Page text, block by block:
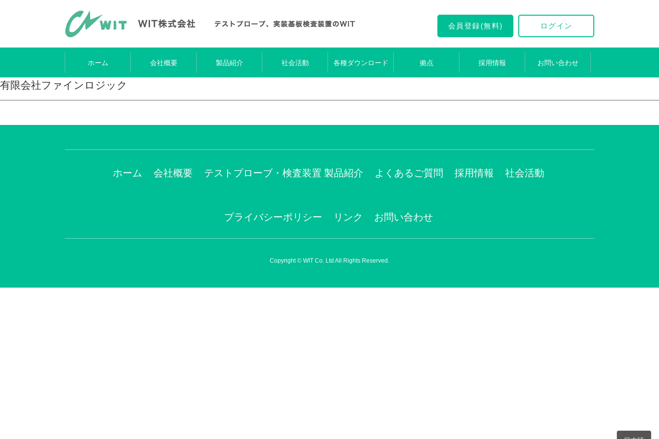
会員登録(無料) ログイン
ホーム 会社概要 製品紹介 社会活動 各種ダウンロード 拠点 採用情報 お問い合わせ
有限会社ファインロジック
ホーム 会社概要 テストプローブ・検査装置 製品紹介 よくあるご質問 採用情報 社会活動
プライバシーポリシー リンク お問い合わせ
Copyright © WIT Co. Ltd All Rights Reserved.